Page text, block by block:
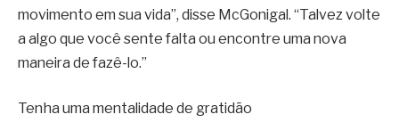
movimento em sua vida”, disse McGonigal. “Talvez volte
a algo que você sente falta ou encontre uma nova
maneira de fazê-lo.”
Tenha uma mentalidade de gratidão